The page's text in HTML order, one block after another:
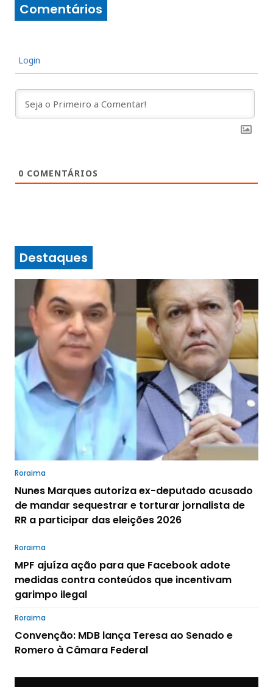
Comentários
Login
0 COMENTÁRIOS
Destaques
Roraima
Nunes Marques autoriza ex-deputado acusado
de mandar sequestrar e torturar jornalista de
RR a participar das eleições 2026
Roraima
MPF ajuíza ação para que Facebook adote
medidas contra conteúdos que incentivam
garimpo ilegal
Roraima
Convenção: MDB lança Teresa ao Senado e
Romero à Câmara Federal